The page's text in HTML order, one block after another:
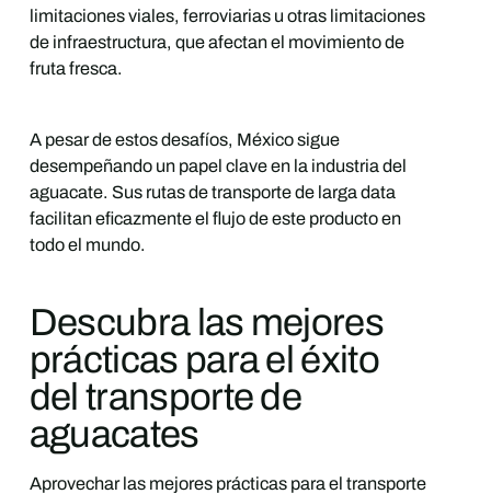
limitaciones viales, ferroviarias u otras limitaciones
de infraestructura, que afectan el movimiento de
fruta fresca.
A pesar de estos desafíos, México sigue
desempeñando un papel clave en la industria del
aguacate. Sus rutas de transporte de larga data
facilitan eficazmente el flujo de este producto en
todo el mundo.
Descubra las mejores
prácticas para el éxito
del transporte de
aguacates
Aprovechar las mejores prácticas para el transporte